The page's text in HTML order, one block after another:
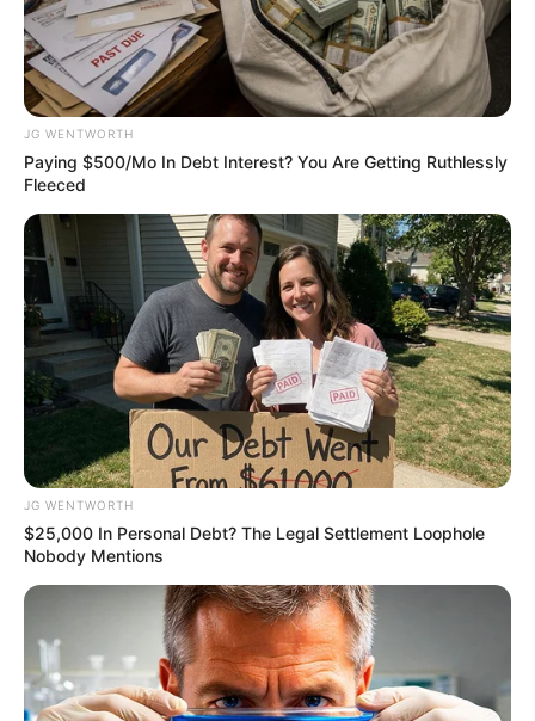
4x Stronger Than Viagra! This To Perform Better
MEDVI
Men 45+ Are Trying This To Perform Better
MEDVI
เรื่องอื่นๆ ที่น่าสนใจ
JG WENTWORTH
Paying $500/Mo In Debt Interest? You Are Getting Ruthlessly
Fleeced
JG WENTWORTH
$25,000 In Personal Debt? The Legal Settlement Loophole
Nobody Mentions